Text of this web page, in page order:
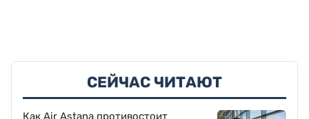
СЕЙЧАС ЧИТАЮТ
Как Air Astana противостоит